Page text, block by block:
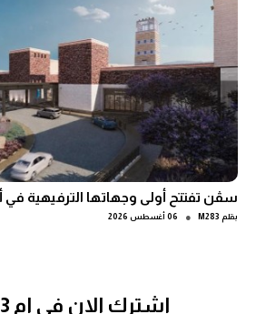
سڤن تفتتح أولى وجهاتها الترفيهية في
بقلم M283
● 06 أغسطس 2026
اشترك الان في ام 283 ارابيا